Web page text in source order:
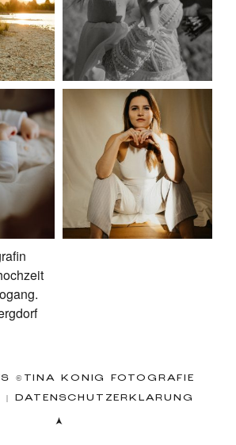
©TINA KÖNIG FOTOGRAFIE
DATENSCHUTZERKLÄRUNG